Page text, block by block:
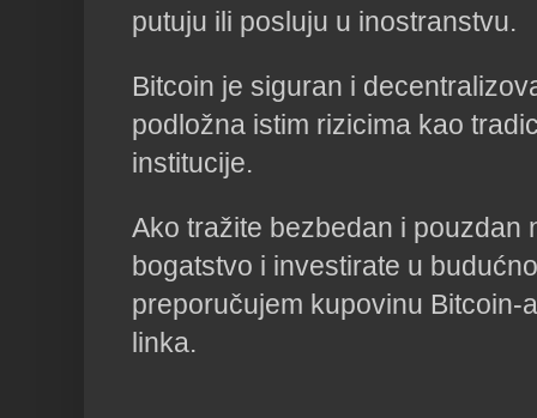
putuju ili posluju u inostranstvu.
Bitcoin je siguran i
podložna istim rizicima kao
institucije.
Ako tražite bezbedan i pouzdan
bogatstvo i investirate u
preporučujem kupovinu Bitcoin-
linka.